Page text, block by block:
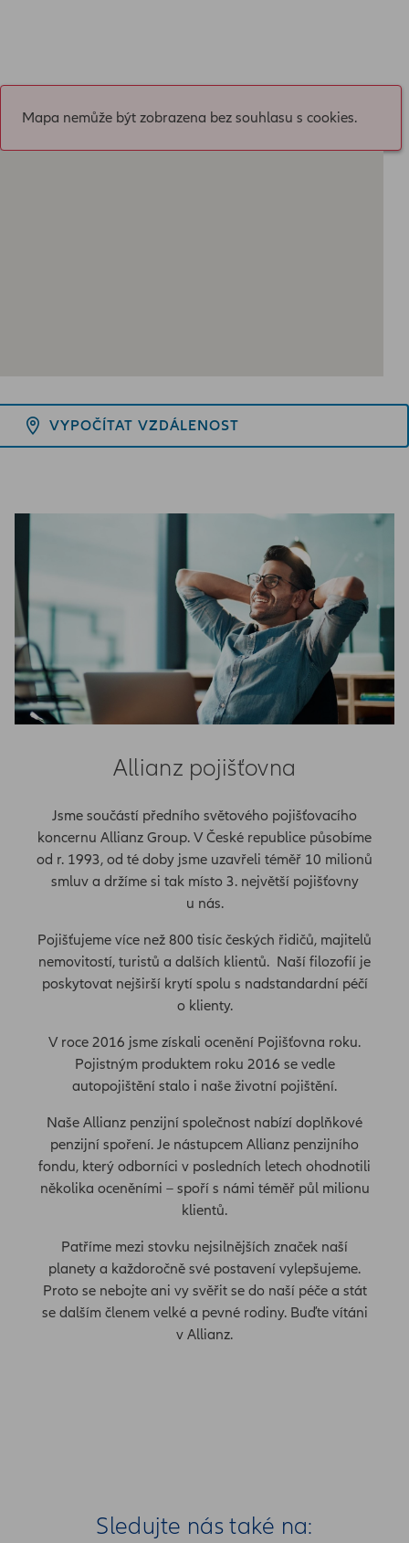
Mapa nemůže být zobrazena bez souhlasu s cookies.
VYPOČÍTAT VZDÁLENOST
Allianz pojišťovna
Jsme součástí předního světového pojišťovacího
koncernu Allianz Group. V České republice působíme
od r. 1993, od té doby jsme uzavřeli téměř 10 milionů
smluv a držíme si tak místo 3. největší pojišťovny
u nás.
Pojišťujeme více než 800 tisíc českých řidičů, majitelů
nemovitostí, turistů a dalších klientů. Naší filozofií je
poskytovat nejširší krytí spolu s nadstandardní péčí
o klienty.
V roce 2016 jsme získali ocenění Pojišťovna roku.
Pojistným produktem roku 2016 se vedle
autopojištění stalo i naše životní pojištění.
Naše Allianz penzijní společnost nabízí doplňkové
penzijní spoření. Je nástupcem Allianz penzijního
fondu, který odborníci v posledních letech ohodnotili
několika oceněními – spoří s námi téměř půl milionu
klientů.
Patříme mezi stovku nejsilnějších značek naší
planety a každoročně své postavení vylepšujeme.
Proto se nebojte ani vy svěřit se do naší péče a stát
se dalším členem velké a pevné rodiny. Buďte vítáni
v Allianz.
Sledujte nás také na: